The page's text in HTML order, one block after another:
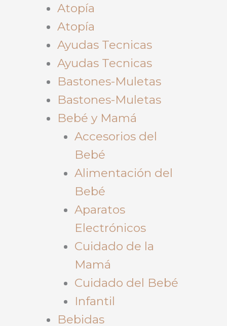
Atopía
Atopía
Ayudas Tecnicas
Ayudas Tecnicas
Bastones-Muletas
Bastones-Muletas
Bebé y Mamá
Accesorios del
Bebé
Alimentación del
Bebé
Aparatos
Electrónicos
Cuidado de la
Mamá
Cuidado del Bebé
Infantil
Bebidas